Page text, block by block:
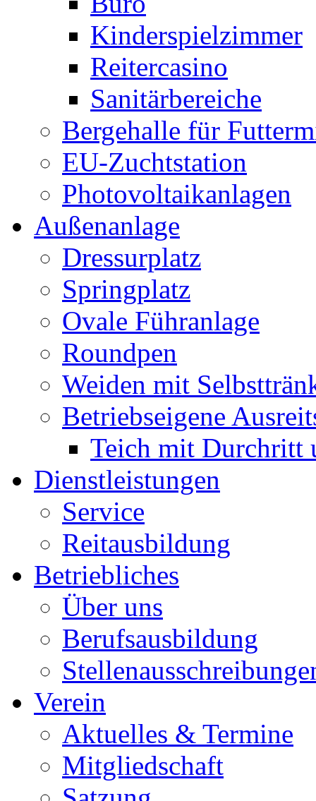
Kinderspielzimmer
Reitercasino
Sanitärbereiche
Bergehalle für
EU-Zuchtstation
Photovoltaikanlagen
Außenanlage
Dressurplatz
Springplatz
Ovale Führanlage
Roundpen
Weiden mit
Betriebseigene
Teich mit Durchritt
Dienstleistungen
Service
Reitausbildung
Betriebliches
Über uns
Berufsausbildung
Verein
Aktuelles & Termine
Mitgliedschaft